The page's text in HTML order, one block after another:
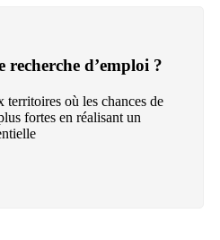
d’emploi ?
territoires où les chances de
fortes en réalisant un